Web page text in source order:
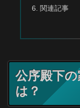
関連記事
公序殿下
は？